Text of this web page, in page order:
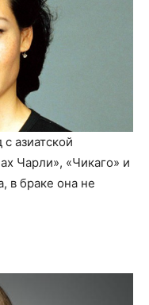
азиатской
Чарли», «Чикаго» и
в браке она не